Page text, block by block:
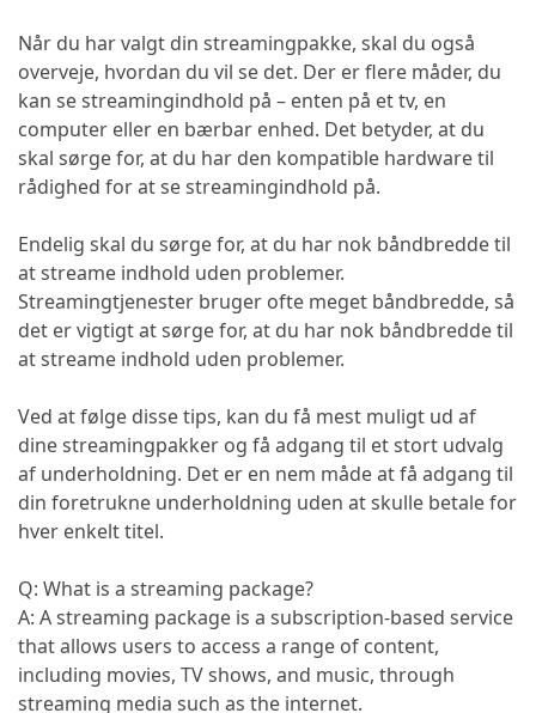
Når du har valgt din streamingpakke, skal du også
overveje, hvordan du vil se det. Der er flere måder, du
kan se streamingindhold på – enten på et tv, en
computer eller en bærbar enhed. Det betyder, at du
skal sørge for, at du har den kompatible hardware til
rådighed for at se streamingindhold på.
Endelig skal du sørge for, at du har nok båndbredde til
at streame indhold uden problemer.
Streamingtjenester bruger ofte meget båndbredde, så
det er vigtigt at sørge for, at du har nok båndbredde til
at streame indhold uden problemer.
Ved at følge disse tips, kan du få mest muligt ud af
dine streamingpakker og få adgang til et stort udvalg
af underholdning. Det er en nem måde at få adgang til
din foretrukne underholdning uden at skulle betale for
hver enkelt titel.
Q: What is a streaming package?
A: A streaming package is a subscription-based service
that allows users to access a range of content,
including movies, TV shows, and music, through
streaming media such as the internet.